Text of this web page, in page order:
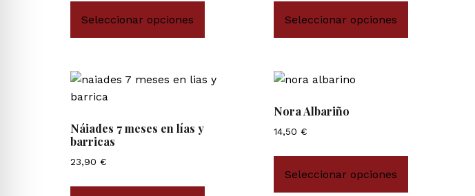
Seleccionar opciones Seleccionar opciones
Náiades 7 meses en lías y
barricas
23,90 €
Nora Albariño
14,50 €
Seleccionar opciones